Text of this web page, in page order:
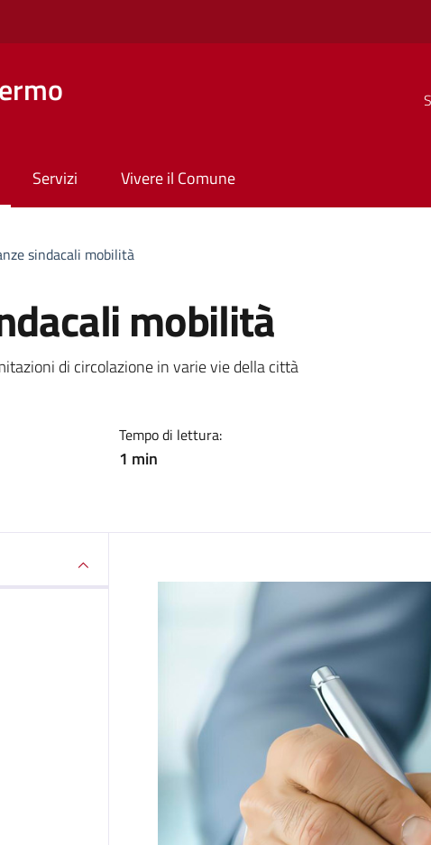
Servizi Vivere il Comune
sindacali mobilità
mobilità
di circolazione in varie vie della città
Tempo di lettura:
1 min